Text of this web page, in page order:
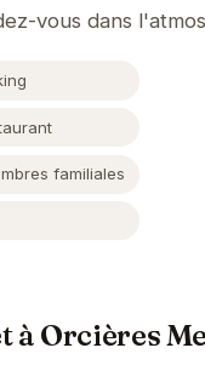
vous dans
familiales
à Orcières